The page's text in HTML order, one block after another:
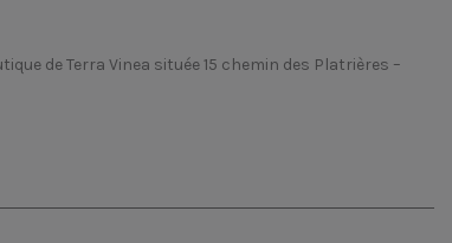
de Terra Vinea située 15 chemin des Platrières –